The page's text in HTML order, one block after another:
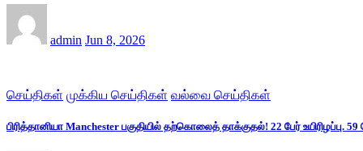
admin Jun 8, 2026
செய்திகள் முக்கிய செய்திகள் வல்வை செய்திகள்
பிரித்தானியா Manchester பகுதியில் தற்கொலைத் தாக்குதல்! 22 பேர் உயிரிழப்பு.